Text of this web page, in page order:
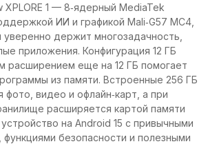
1 — 8‑ядерный MediaTek
ИИ и графикой Mali‑G57 MC4,
держит многозадачность,
приложения. Конфигурация 12 ГБ
расширением еще на 12 ГБ помогает
из памяти. Встроенные 256 ГБ
фото, видео и офлайн‑карт, а при
расширяется картой памяти
на Android 15 с привычными
безопасности и полезными